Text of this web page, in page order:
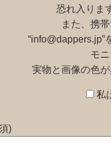
恐れ入りま
また、携
“info@dappers.jp”
モ
実物と画像の色
私
)